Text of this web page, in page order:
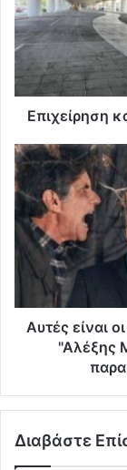
Επιχείρηση
Αυτές είναι
"Αλέξης
Διαβάστε